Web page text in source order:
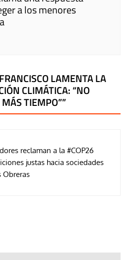
a los menores
FRANCISCO LAMENTA LA
CLIMÁTICA: “NO
TIEMPO””
reclaman a la #COP26
justas hacia sociedades
Obreras